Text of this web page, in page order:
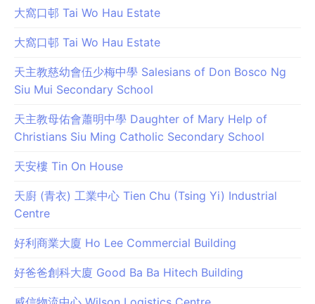
大窩口邨 Tai Wo Hau Estate
大窩口邨 Tai Wo Hau Estate
天主教慈幼會伍少梅中學 Salesians of Don Bosco Ng
Siu Mui Secondary School
天主教母佑會蕭明中學 Daughter of Mary Help of
Christians Siu Ming Catholic Secondary School
天安樓 Tin On House
天廚 (青衣) 工業中心 Tien Chu (Tsing Yi) Industrial
Centre
好利商業大廈 Ho Lee Commercial Building
好爸爸創科大廈 Good Ba Ba Hitech Building